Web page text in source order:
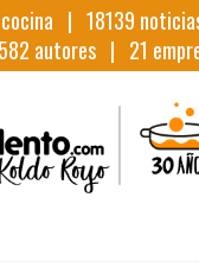
| 18139
582 autores | 21